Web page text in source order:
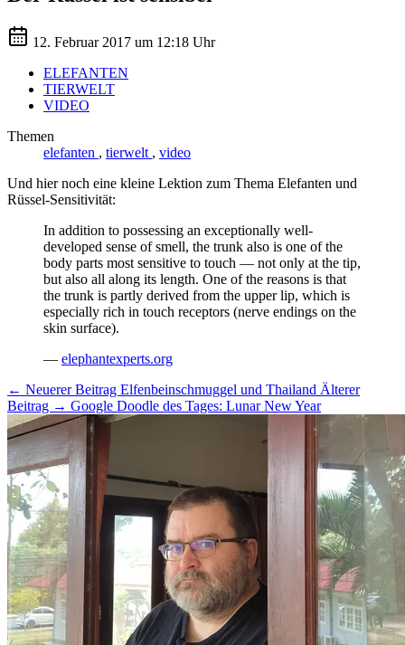
12. Februar 2017 um 12:18 Uhr
ELEFANTEN
TIERWELT
VIDEO
Themen
elefanten , tierwelt , video
Und hier noch eine kleine Lektion zum Thema Elefanten und
Rüssel-Sensitivität:
In addition to possessing an exceptionally well-
developed sense of smell, the trunk also is one of the
body parts most sensitive to touch — not only at the tip,
but also all along its length. One of the reasons is that
the trunk is partly derived from the upper lip, which is
especially rich in touch receptors (nerve endings on the
skin surface).
— elephantexperts.org
← Neuerer Beitrag Elfenbeinschmuggel und Thailand Älterer
Beitrag → Google Doodle des Tages: Lunar New Year